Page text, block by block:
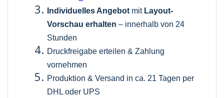
Individuelles Angebot mit Layout-
Vorschau erhalten – innerhalb von 24
Stunden
Druckfreigabe erteilen & Zahlung
vornehmen
Produktion & Versand in ca. 21 Tagen per
DHL oder UPS